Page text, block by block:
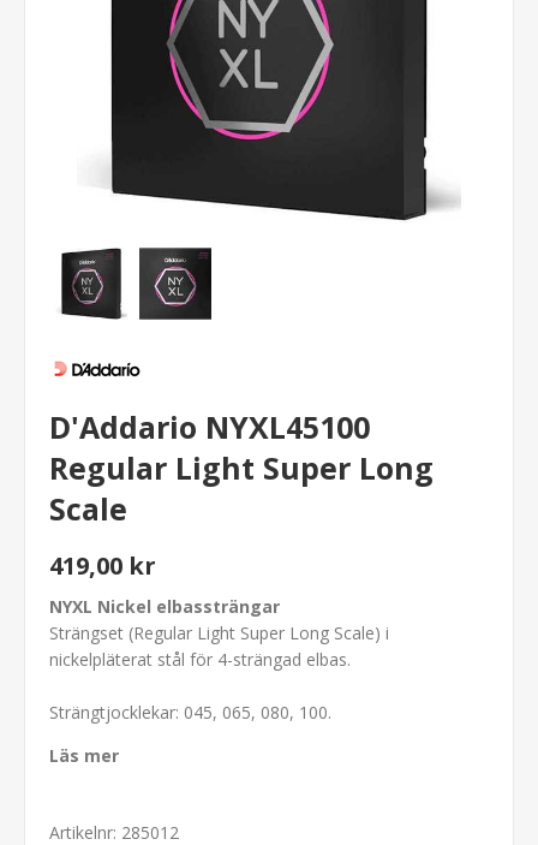
D'Addario NYXL45100
Regular Light Super Long
Scale
419,00 kr
NYXL Nickel elbassträngar
Strängset (Regular Light Super Long Scale) i
nickelpläterat stål för 4-strängad elbas.
Strängtjocklekar: 045, 065, 080, 100.
Läs mer
Artikelnr: 285012